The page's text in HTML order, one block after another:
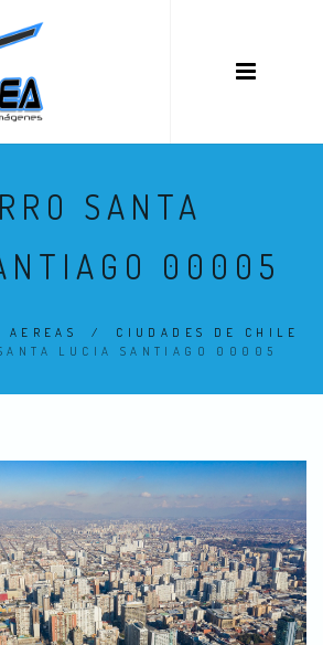
SANTA
00005
AEREAS / CIUDADES DE CHILE
LUCIA SANTIAGO 00005